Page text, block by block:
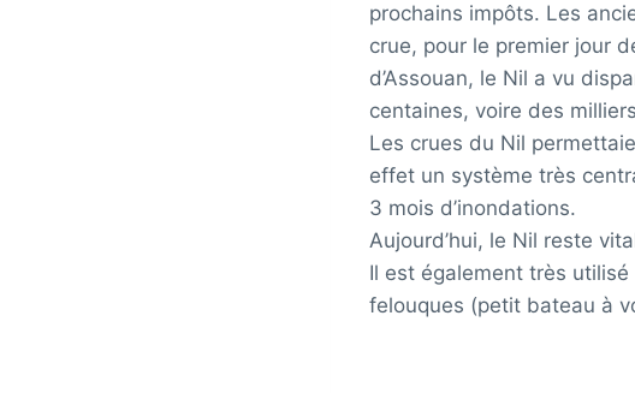
prochains impôts. Les
crue, pour le premier jour
d’Assouan, le Nil a vu
centaines, voire des
Les crues du Nil
effet un système très
3 mois d’inondations.
Aujourd’hui, le Nil reste
Il est également très
felouques (petit bateau à